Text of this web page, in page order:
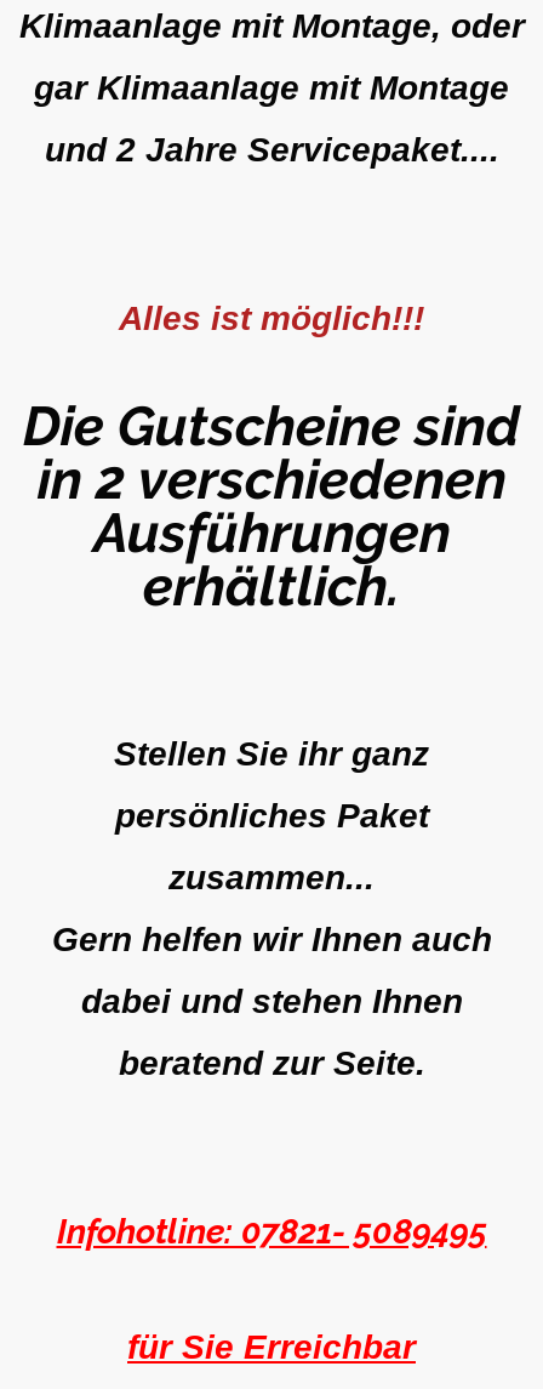
Klimaanlage mit Montage, oder
gar Klimaanlage mit Montage
und 2 Jahre Servicepaket....
Alles ist möglich!!!
Die Gutscheine sind
in 2 verschiedenen
Ausführungen
erhältlich.
Stellen Sie ihr ganz
persönliches Paket
zusammen...
Gern helfen wir Ihnen auch
dabei und stehen Ihnen
beratend zur Seite.
Infohotline: 07821- 5089495
für Sie Erreichbar